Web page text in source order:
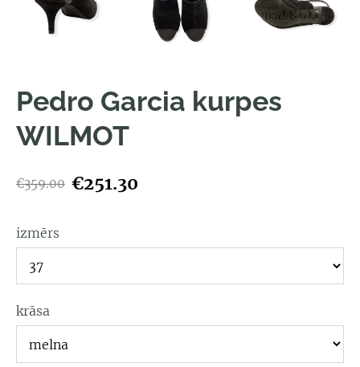
Pedro Garcia kurpes
WILMOT
€359.00 €251.30
izmērs
krāsa